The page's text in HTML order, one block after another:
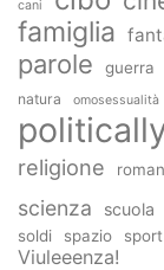
cani
famiglia
parole
guerra
natura omosessualità
religione
scienza
scuola
soldi spazio sport
Viuleeenza!